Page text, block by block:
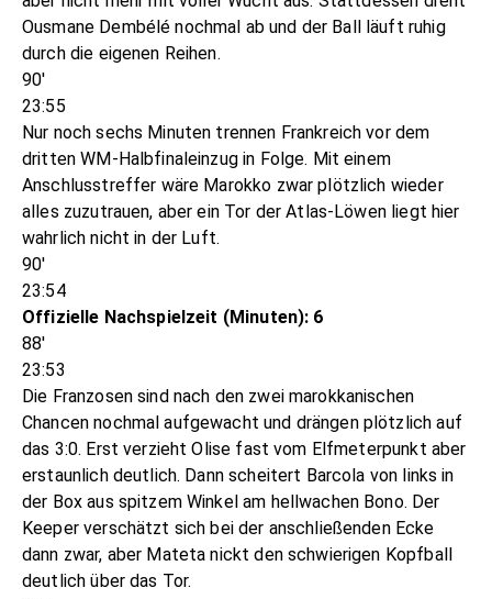
Ousmane Dembélé nochmal ab und der Ball läuft ruhig
durch die eigenen Reihen.
90'
23:55
Nur noch sechs Minuten trennen Frankreich vor dem
dritten WM-Halbfinaleinzug in Folge. Mit einem
Anschlusstreffer wäre Marokko zwar plötzlich wieder
alles zuzutrauen, aber ein Tor der Atlas-Löwen liegt hier
wahrlich nicht in der Luft.
90'
23:54
Offizielle Nachspielzeit (Minuten): 6
88'
23:53
Die Franzosen sind nach den zwei marokkanischen
Chancen nochmal aufgewacht und drängen plötzlich auf
das 3:0. Erst verzieht Olise fast vom Elfmeterpunkt aber
erstaunlich deutlich. Dann scheitert Barcola von links in
der Box aus spitzem Winkel am hellwachen Bono. Der
Keeper verschätzt sich bei der anschließenden Ecke
dann zwar, aber Mateta nickt den schwierigen Kopfball
deutlich über das Tor.